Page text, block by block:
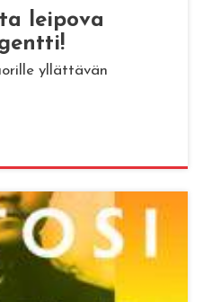
lei­po­va
yllättävän